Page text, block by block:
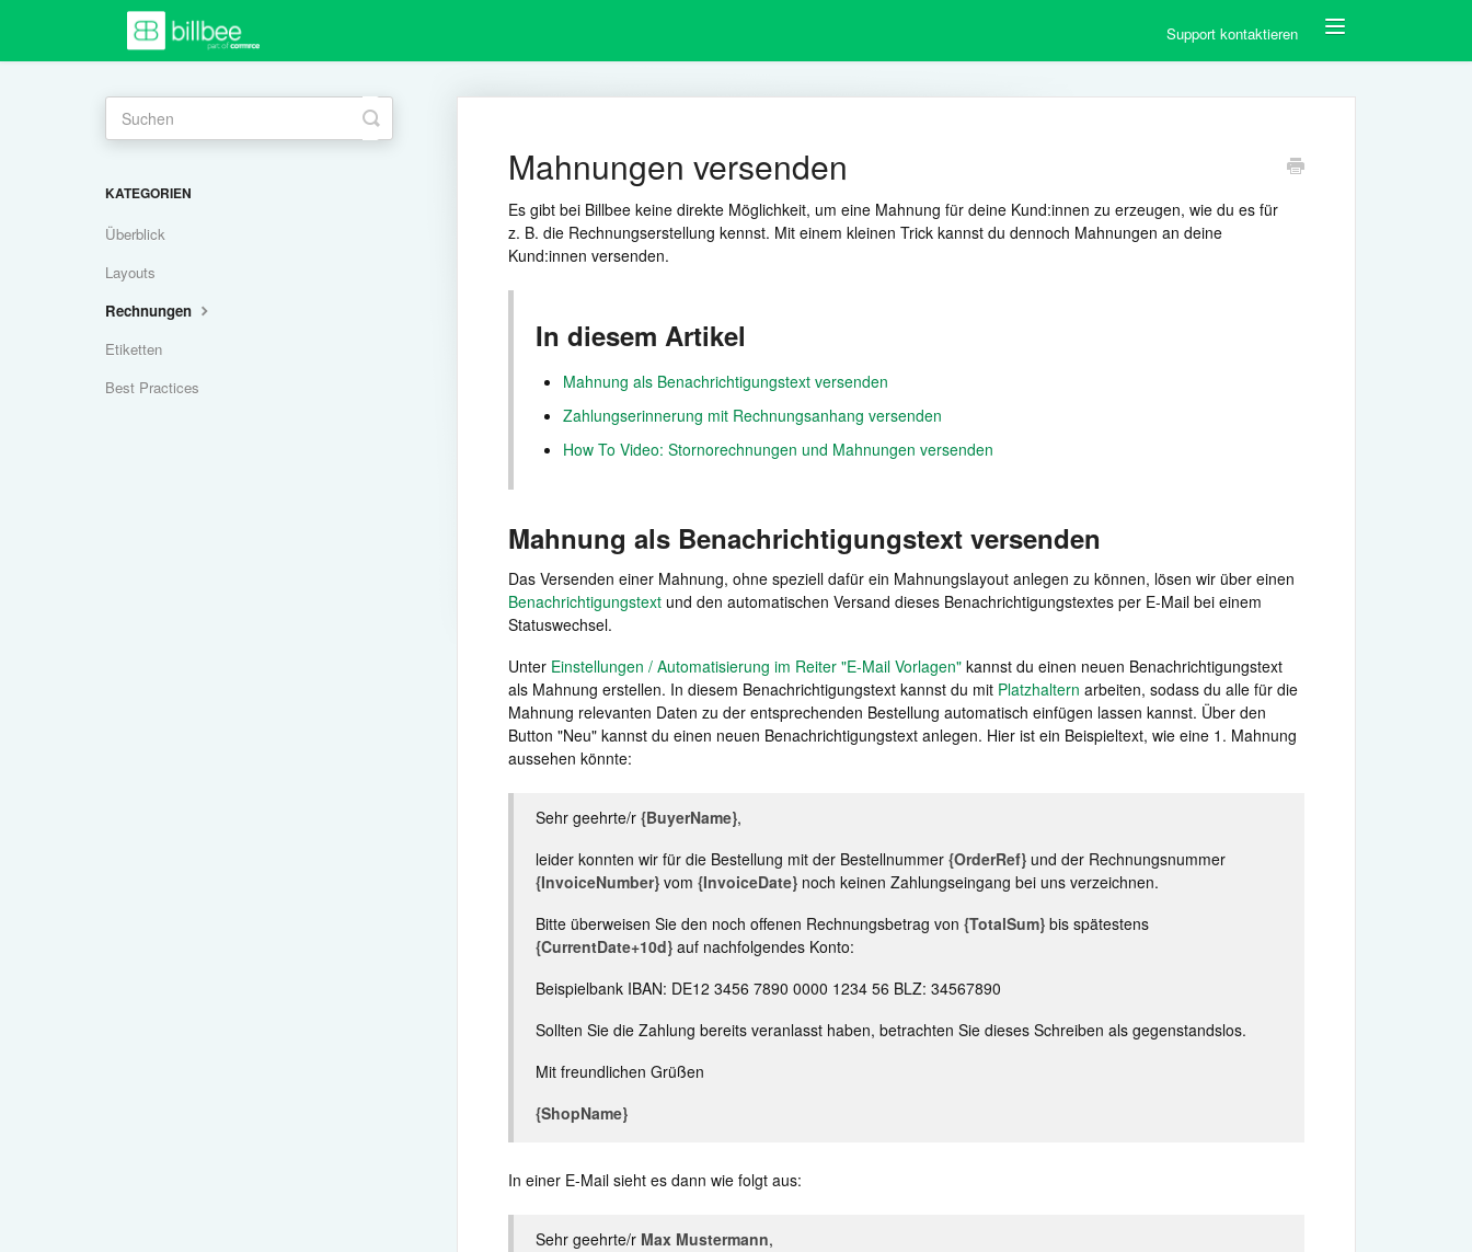
Toggle
Support kontaktieren
Mahnungen versenden
Es gibt bei Billbee keine direkte Möglichkeit, um eine Mahnung für deine Kund:innen zu erzeugen, wie du es für
z. B. die Rechnungserstellung kennst. Mit einem kleinen Trick kannst du dennoch Mahnungen an deine
Kund:innen versenden.
In diesem Artikel
Mahnung als Benachrichtigungstext versenden
Zahlungserinnerung mit Rechnungsanhang versenden
How To Video: Stornorechnungen und Mahnungen versenden
Mahnung als Benachrichtigungstext versenden
Das Versenden einer Mahnung, ohne speziell dafür ein Mahnungslayout anlegen zu können, lösen wir über einen
Benachrichtigungstextund den automatischen Versand dieses Benachrichtigungstextes per E-Mail bei einem
Statuswechsel.
Unter Einstellungen / Automatisierung im Reiter "E-Mail Vorlagen"kannst du einen neuen Benachrichtigungstext
als Mahnung erstellen. In diesem Benachrichtigungstext kannst du mit Platzhaltern arbeiten, sodass du alle für die
Mahnung relevanten Daten zu der entsprechenden Bestellung automatisch einfügen lassen kannst. Über den
Button "Neu" kannst du einen neuen Benachrichtigungstext anlegen. Hier ist ein Beispieltext, wie eine 1. Mahnung
aussehen könnte:
Sehr geehrte/r {BuyerName},
leider konnten wir für die Bestellung mit der Bestellnummer {OrderRef} und der Rechnungsnummer
{InvoiceNumber} vom {InvoiceDate}noch keinen Zahlungseingang bei uns verzeichnen.
Bitte überweisen Sie den noch offenen Rechnungsbetrag von {TotalSum} bis spätestens
{CurrentDate+10d}auf nachfolgendes Konto:
Beispielbank IBAN: DE12 3456 7890 0000 1234 56 BLZ: 34567890
Sollten Sie die Zahlung bereits veranlasst haben, betrachten Sie dieses Schreiben als gegenstandslos.
Mit freundlichen Grüßen
{ShopName}
In einer E-Mail sieht es dann wie folgt aus:
Sehr geehrte/r Max Mustermann,
Toggle
Search
KATEGORIEN
Überblick
Layouts
Rechnungen
Etiketten
Best Practices